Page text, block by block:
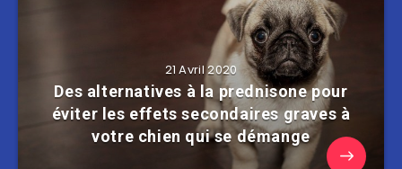
21 Avril 2020
Des alternatives à la prednisone pour
éviter les effets secondaires graves à
votre chien qui se démange